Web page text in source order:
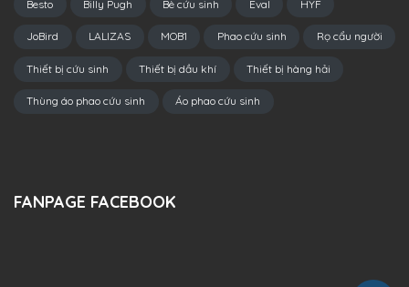
Besto Billy Pugh Bè cứu sinh Eval HYF
JoBird LALIZAS MOB1 Phao cứu sinh Rọ cẩu người
Thiết bị cứu sinh Thiết bị dầu khí Thiết bị hàng hải
Thùng áo phao cứu sinh Áo phao cứu sinh
FANPAGE FACEBOOK